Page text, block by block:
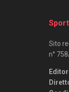
Sito
n°